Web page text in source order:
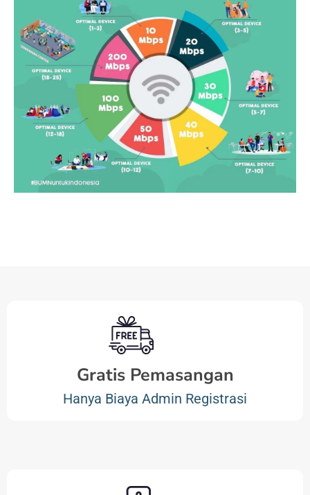
Gratis Pemasangan
Hanya Biaya Admin Registrasi